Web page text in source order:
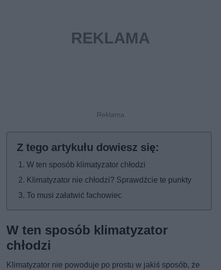
W ten sposób klimatyzator chłodzi
Klimatyzator nie chłodzi? Sprawdźcie te punkty
To musi załatwić fachowiec
W ten sposób klimatyzator
chłodzi
Klimatyzator nie powoduje po prostu w jakiś sposób, że